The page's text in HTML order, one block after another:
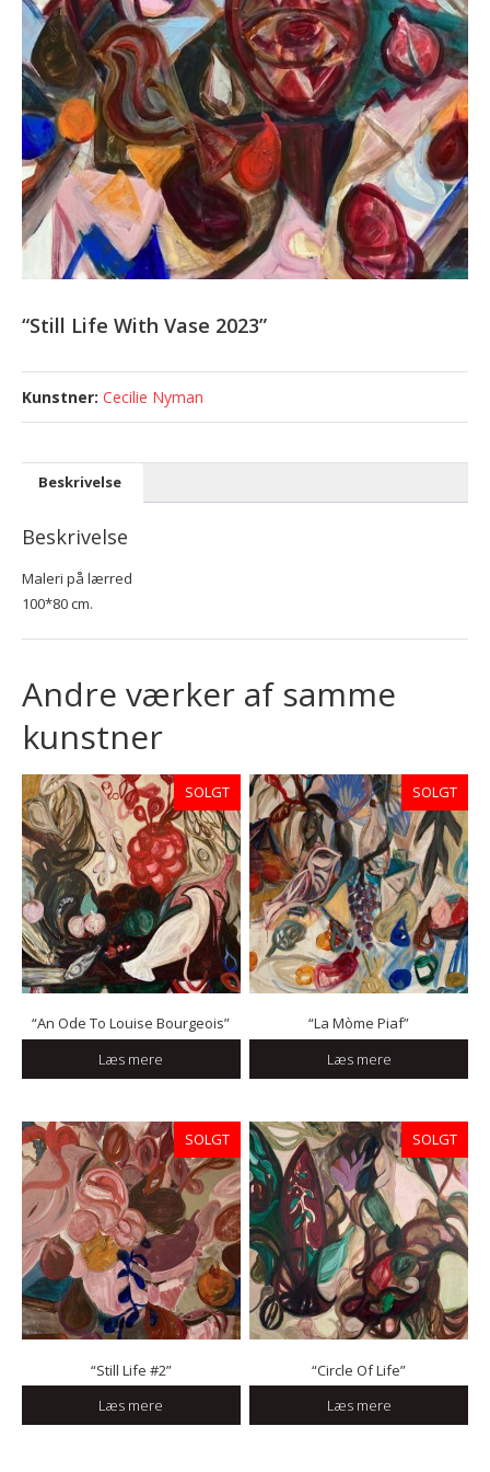
“Still Life With Vase 2023”
Cecilie Nyman
Beskrivelse
Beskrivelse
Maleri på lærred
100*80 cm.
Andre værker af samme
kunstner
SOLGT
“An Ode To Louise Bourgeois”
Læs mere
SOLGT
“La Mòme Piaf”
Læs mere
SOLGT
“Still Life #2”
Læs mere
SOLGT
“Circle Of Life”
Læs mere